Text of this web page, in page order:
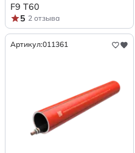
F9 Т60
5 2 отзыва
Артикул:011361